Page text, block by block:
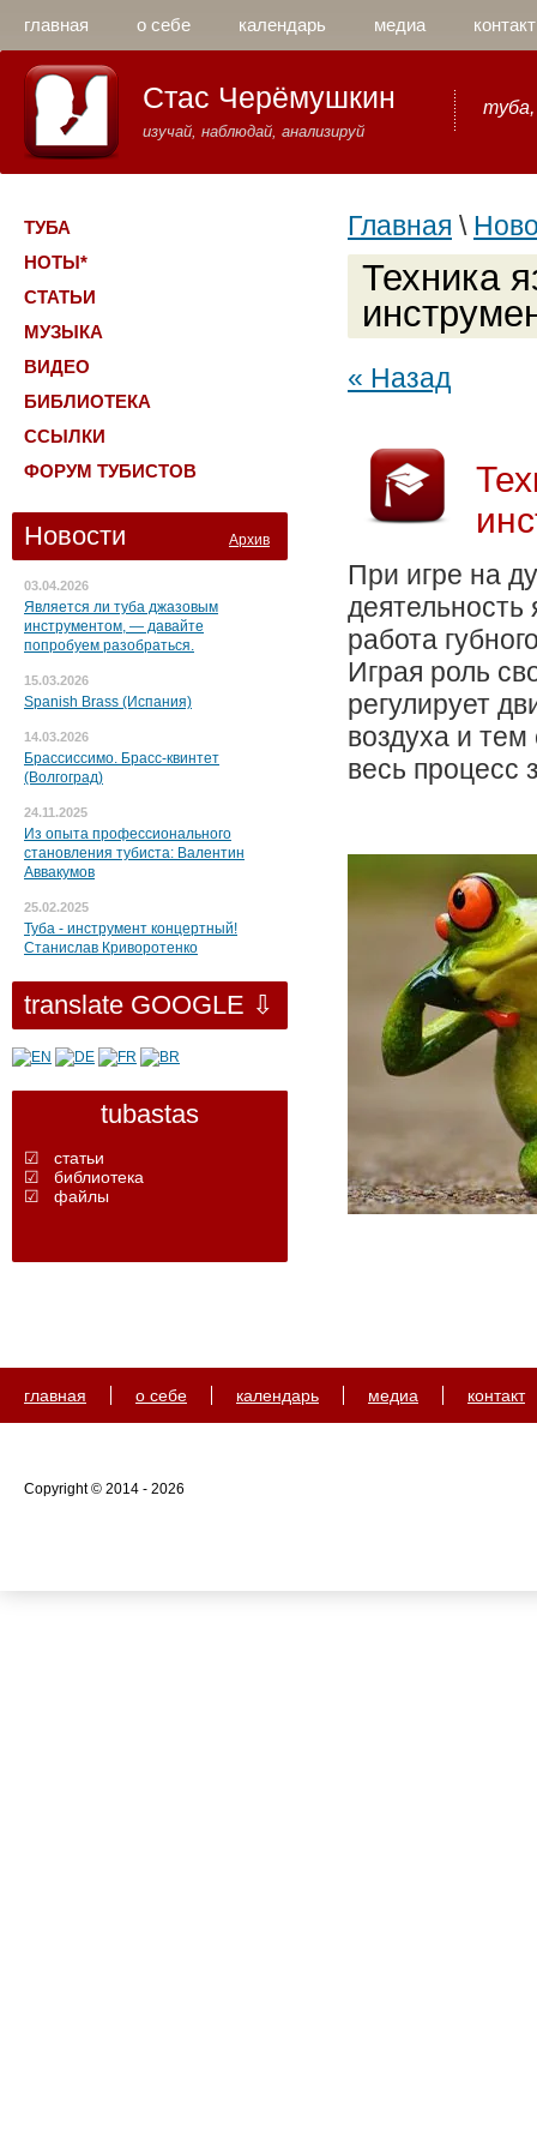
главная о себе календарь медиа контакт
Стас Черёмушкин
изучай, наблюдай, анализируй
туба,
ТУБА
НОТЫ*
СТАТЬИ
МУЗЫКА
ВИДЕО
БИБЛИОТЕКА
ССЫЛКИ
ФОРУМ ТУБИСТОВ
Новости Архив
03.04.2026
Является ли туба джазовым
инструментом, — давайте
попробуем разобраться.
15.03.2026
Spanish Brass (Испания)
14.03.2026
Брассиссимо. Брасс-квинтет
(Волгоград)
24.11.2025
Из опыта профессионального
становления тубиста: Валентин
Аввакумов
25.02.2025
Туба - инструмент концертный!
Станислав Криворотенко
translate GOOGLE ⇩
tubastas
☑ статьи
☑ библиотека
☑ файлы
Главная \
Техника
« Назад
При игре на
работа
Играя роль
регулирует
воздуха и
весь процесс
главная о себе календарь медиа контакт
Copyright © 2014 - 2026